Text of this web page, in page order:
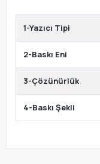
1-Yazıcı Tipi
2-Baskı Eni
3-Çözünürlük
4-Baskı Şekli